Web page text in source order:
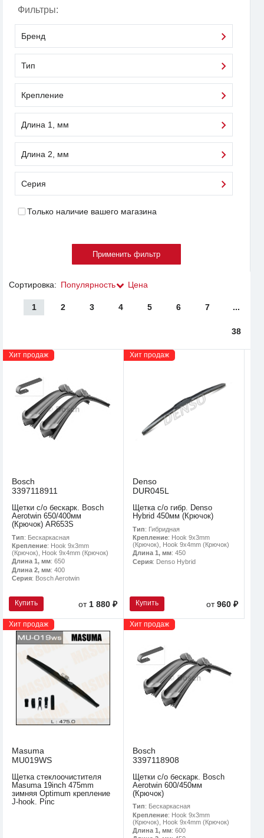
Фильтры:
Бренд
Тип
Крепление
Длина 1, мм
Длина 2, мм
Серия
Только наличие вашего магазина
Сортировка: Популярность Цена
1 2 3 4 5 6 7 ...
38
Хит продаж
Bosch
3397118911
Щетки с/о бескарк. Bosch
Aerotwin 650/400мм
(Крючок) AR653S
Тип: Бескаркасная
Крепление: Hook 9x3mm
(Крючок), Hook 9x4mm (Крючок)
Длина 1, мм: 650
Длина 2, мм: 400
Серия: Bosch Aerotwin
Купить от1 880 ₽
Хит продаж
Denso
DUR045L
Щетка с/о гибр. Denso
Hybrid 450мм (Крючок)
Тип: Гибридная
Крепление: Hook 9x3mm
(Крючок), Hook 9x4mm (Крючок)
Длина 1, мм: 450
Серия: Denso Hybrid
Купить от960 ₽
Хит продаж
Masuma
MU019WS
Щетка стеклоочистителя
Masuma 19inch 475mm
зимняя Optimum крепление
J-hook. Pinc
Хит продаж
Bosch
3397118908
Щетки с/о бескарк. Bosch
Aerotwin 600/450мм
(Крючок)
Тип: Бескаркасная
Крепление: Hook 9x3mm
(Крючок), Hook 9x4mm (Крючок)
Длина 1, мм: 600